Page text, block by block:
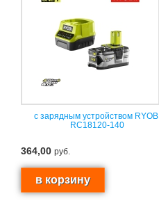
с зарядным устройством RYOBI
RC18120-140
364,00 руб.